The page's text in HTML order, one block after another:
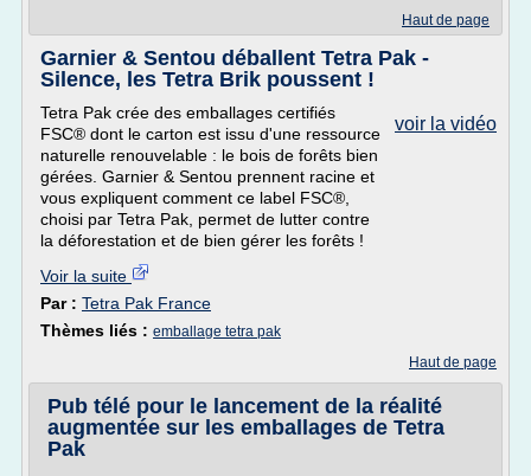
Haut de page
Garnier & Sentou déballent Tetra Pak -
Silence, les Tetra Brik poussent !
voir la vidéo
Tetra Pak crée des emballages certifiés
FSC® dont le carton est issu d'une ressource
naturelle renouvelable : le bois de forêts bien
gérées. Garnier & Sentou prennent racine et
vous expliquent comment ce label FSC®,
choisi par Tetra Pak, permet de lutter contre
la déforestation et de bien gérer les forêts !
Voir la suite
Par : Tetra Pak France
Thèmes liés : emballage tetra pak
Haut de page
Pub télé pour le lancement de la réalité
augmentée sur les emballages de Tetra
Pak